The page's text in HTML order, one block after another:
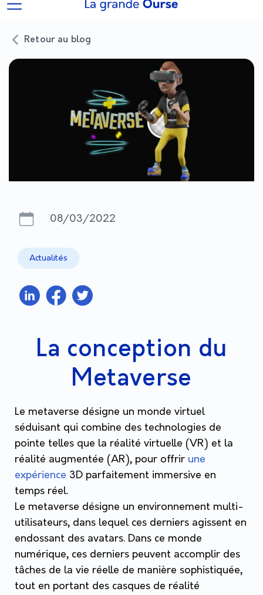
Retour au blog
08/03/2022
Actualités
La conception du
Metaverse
Le metaverse désigne un monde virtuel
séduisant qui combine des technologies de
pointe telles que la réalité virtuelle (VR) et la
réalité augmentée (AR), pour offrir une
expérience 3D parfaitement immersive en
temps réel.
Le metaverse désigne un environnement multi-
utilisateurs, dans lequel ces derniers agissent en
endossant des avatars. Dans ce monde
numérique, ces derniers peuvent accomplir des
tâches de la vie réelle de manière sophistiquée,
tout en portant des casques de réalité